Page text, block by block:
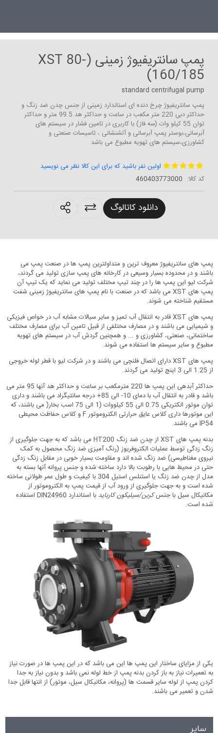
پمپ سانتریفیوژ زمینی (XST 80-
160/185)
standard centrifugal pump
پمپ سانتریفیوژ چرخ دنده ای استاندارد زمینی از جنس چدن ضد زنگ و
حداکثر دبی 220 متر مکعب در ساعت و حداکثر هد 99.5 متر و حداکثر
توان 55 کیلو وات (سه فاز) با کاربری در تامین فشار در سیستم های
آبرسانی،بوستر پمپ آبرسانی و آتشنشانی ، تاسیسات صنعتی و
کشاورزی،سیستم های تهویه مطبوع می باشد
اولین نفر باشید که برای این کالا نظر می نویسید
کد کالا: 460403773000
دانلود کاتالوگ
پمپ های سانتریفیوژ معروف ترین و متداولترین پمپ ها در صنعت پمپ می
باشند و در محدوده بسیار وسیعی در کارخانه های پمپ سازی تولید می گردند،
شرکت لیو این پمپ ها را در چند تیپ مختلف تولید می نماید که یک تیپ آن
پمپ های XST می باشد که در صنعت با نام پمپ های سانتریفیوژ زمینی شفت
مستقیم شناخته می شوند.
پمپ های XST قادر به انتقال آب تمیز و سایر سیالات مشابه آب در خواص فیزیکی
و شیمیایی می باشند و در مصارف مختلفی از قبیل تامین آب برای مصارف مختلف
ساختمانی، صنعتی، کشاورزی و ... و همچنین گردش آب در سیستم های تهویه
مطبوع و سایر سیستم ها استفاده می شوند.
پمپ های XST دارای اتصال فلنچی می باشند و در شرکت لیو با قطر لوله خروجی
از 1.25 الی 3 اینچ تولید می گردند.
حداکثر آبدهی این پمپ ها 220 مترمکعب بر ساعت و حداکثر هد آنها 95 متر می
باشد و قادر به انتقال آب با دمای 10- الی 85+ درجه سانتیگراد می باشند و داری
توان موتور الکتریکی 0.75 الی 55 کیلووات (1 الی 75 اسب بخار( می باشند، که
این موتورها داری کلاس عایق حرارتی الکتروموتور F و کلاس حفاظت محیطی
IP54 می باشند.
بدنه پمپ های XST از چدن ضد زنگ HT200 می باشد که به جهت جلوگیری از
زنگ زدگی توسط عملیات الکتروفریوز (رنگ آمیزی ضد زنگ محصول به کمک
نیروی مغناطیسی) ضد زنگ شده اند و مقاومت بسیار خوبی در مقابل زنگ زدگی
حتی در محیط هایی با رطوبت بالا دارد ساخته شده و جنس پروانه آنها بسته به
مدل از چدن ضد زنگ یا استنلس استیل 304 با کیفیت و طول عمر طولانی ساخته
شده است و به جهت جلوگیری از ورود آب از قیمت پمپ به الکتروموتور از
مکانیکال سیل با جنسکربن/سیلیکون کارباید
با استاندارد DIN24960 استفاده
شده است.
یکی از مزایای ساختار این پمپ ها این می باشد که در این پمپ ها در صورت نیاز
به تعمیرات نیاز به باز کردن بدنه پمپ از خط لوله نمی باشد و بدون نیاز به جدا
کردن پمپ از لوله سایر قسمت ها (پروانه، مکانیکال سیل، موتور) از انتها قابل جدا
شدن و تعمیر می باشند.
سایر